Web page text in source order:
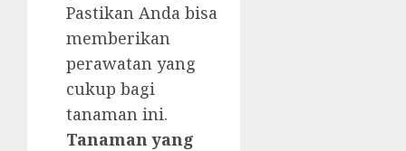
Pastikan Anda bisa
memberikan
perawatan yang
cukup bagi
tanaman ini.
Tanaman yang